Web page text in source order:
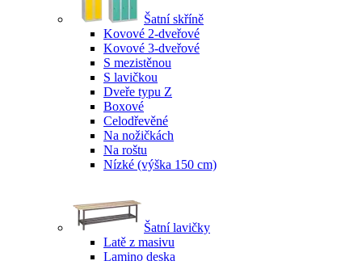
Šatní skříně
Kovové 2-dveřové
Kovové 3-dveřové
S mezistěnou
S lavičkou
Dveře typu Z
Boxové
Celodřevěné
Na nožičkách
Na roštu
Nízké (výška 150 cm)
Šatní lavičky
Latě z masivu
Lamino deska